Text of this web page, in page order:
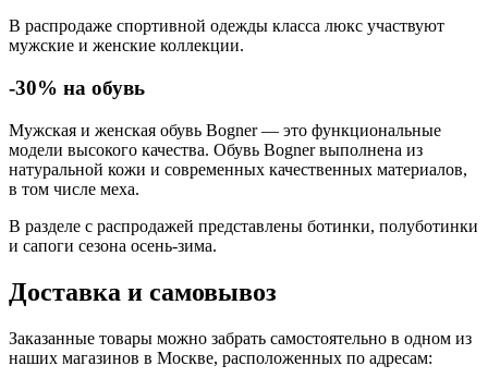
В распродаже спортивной одежды класса люкс участвуют
мужские и женские коллекции.
-30% на обувь
Мужская и женская обувь Bogner — это функциональные
модели высокого качества. Обувь Bogner выполнена из
натуральной кожи и современных качественных материалов,
в том числе меха.
В разделе с распродажей представлены ботинки, полуботинки
и сапоги сезона осень-зима.
Доставка и самовывоз
Заказанные товары можно забрать самостоятельно в одном из
наших магазинов в Москве, расположенных по адресам: